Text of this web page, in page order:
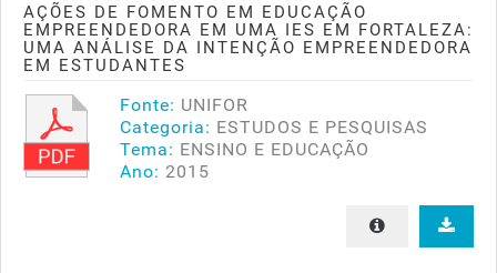
AÇÕES DE FOMENTO EM EDUCAÇÃO
EMPREENDEDORA EM UMA IES EM FORTALEZA:
UMA ANÁLISE DA INTENÇÃO EMPREENDEDORA
EM ESTUDANTES
Fonte: UNIFOR
Categoria: ESTUDOS E PESQUISAS
Tema: ENSINO E EDUCAÇÃO
Ano: 2015